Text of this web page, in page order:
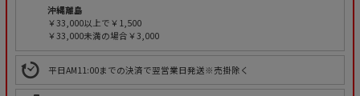
沖縄離島
￥33,000以上で￥1,500
￥33,000未満の場合￥3,000
平日AM11:00までの決済で翌営業日発送※売掛除く